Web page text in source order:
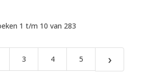
1 t/m 10 van 283
3 4 5 ›